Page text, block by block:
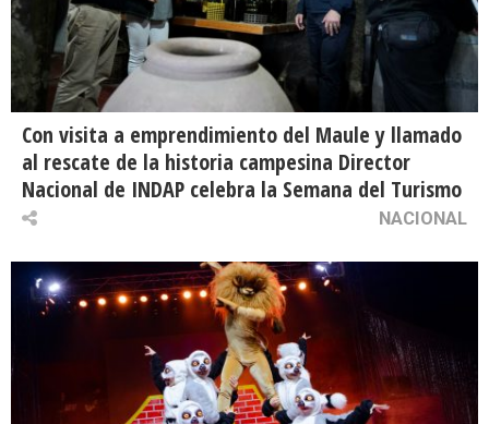
Con visita a emprendimiento del Maule y llamado
al rescate de la historia campesina Director
Nacional de INDAP celebra la Semana del Turismo
NACIONAL